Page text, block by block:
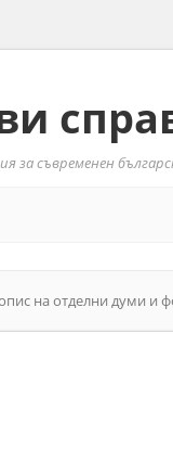
за съвременен
на отделни думи и